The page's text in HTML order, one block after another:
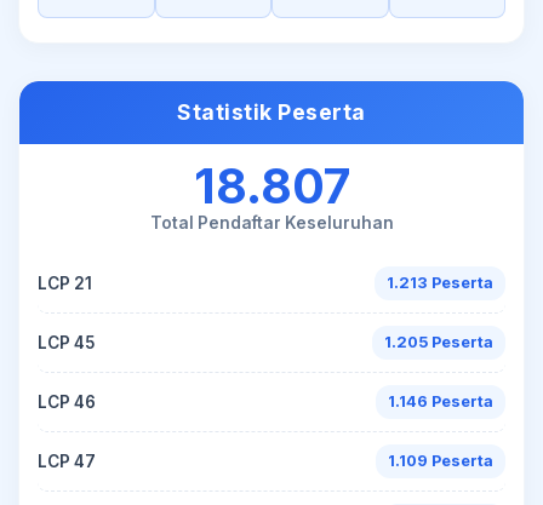
Statistik Peserta
18.807
Total Pendaftar Keseluruhan
LCP 21 1.213 Peserta
LCP 45 1.205 Peserta
LCP 46 1.146 Peserta
LCP 47 1.109 Peserta